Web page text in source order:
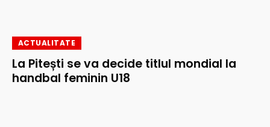
ACTUALITATE
La Pitești se va decide titlul mondial la
handbal feminin U18